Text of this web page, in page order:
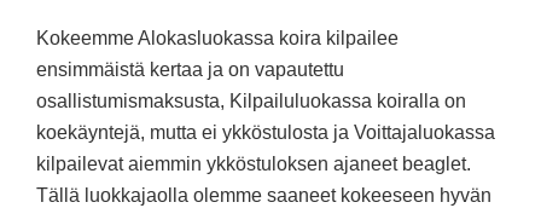
Kokeemme Alokasluokassa koira kilpailee
ensimmäistä kertaa ja on vapautettu
osallistumismaksusta, Kilpailuluokassa koiralla on
koekäyntejä, mutta ei ykköstulosta ja Voittajaluokassa
kilpailevat aiemmin ykköstuloksen ajaneet beaglet.
Tällä luokkajaolla olemme saaneet kokeeseen hyvän